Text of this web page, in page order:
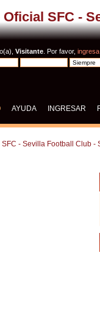
Oficial SFC -
Visitante . Por favor,ingresa
AYUDA INGRESAR
SFC - Sevilla Football Club -